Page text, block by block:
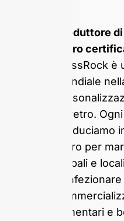
Produttore
vetro
GlassRock
mondiale
di vetro.
produciamo
vetro per
globali e
confezionare
alimentari e